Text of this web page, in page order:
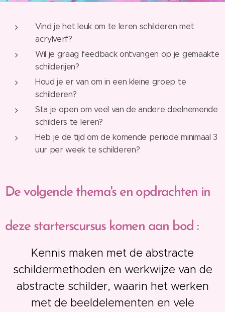
Vind je het leuk om te leren schilderen met
acrylverf?
Wil je graag feedback ontvangen op je gemaakte
schilderijen?
Houd je er van om in een kleine groep te
schilderen?
Sta je open om veel van de andere deelnemende
schilders te leren?
Heb je de tijd om de komende periode minimaal 3
uur per week te schilderen?
De volgende thema's en opdrachten in
deze starterscursus komen aan bod :
Kennis maken met de abstracte
schildermethoden en werkwijze van de
abstracte schilder, waarin het werken
met de beeldelementen en vele